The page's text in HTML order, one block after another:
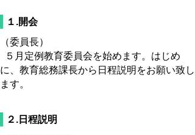
１.開会
（委員長）
５月定例教育委員会を始めます。はじめ
に、教育総務課長から日程説明をお願い致し
ます。
２.日程説明